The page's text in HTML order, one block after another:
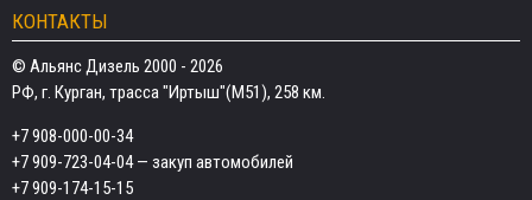
КОНТАКТЫ
© Альянс Дизель 2000 - 2026
РФ, г. Курган, трасса "Иртыш"(М51), 258 км.
+7 908-000-00-34
+7 909-723-04-04— закуп автомобилей
+7 909-174-15-15